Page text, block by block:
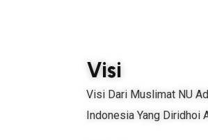
Visi
Visi Dari Muslimat NU
Indonesia Yang Diridhoi